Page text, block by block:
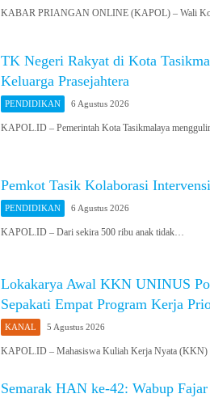
KABAR PRIANGAN ONLINE (KAPOL) – Wali
TK Negeri Rakyat di Kota
Keluarga Prasejahtera
PENDIDIKAN 6 Agustus 2026
KAPOL.ID – Pemerintah Kota Tasikmalaya
Pemkot Tasik Kolaborasi
PENDIDIKAN 6 Agustus 2026
KAPOL.ID – Dari sekira 500 ribu anak tidak…
Lokakarya Awal KKN UNINUS
Sepakati Empat Program Kerja
KANAL 5 Agustus 2026
KAPOL.ID – Mahasiswa Kuliah Kerja Nyata
Semarak HAN ke-42: Wabup